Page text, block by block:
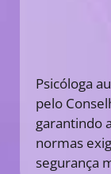
Psicóloga
pelo
garantindo
normas
segurança